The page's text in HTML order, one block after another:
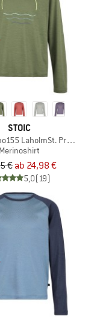
STOIC
LaholmSt. Print L/S
Merinoshirt
€ ab 24,98 €
5,0(19)